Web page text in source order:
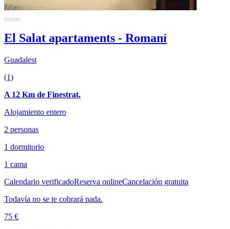
El Salat apartaments - Romaní
Guadalest
(1)
A 12 Km de Finestrat.
Alojamiento entero
2 personas
1 dormitorio
1 cama
Calendario verificadoReserva onlineCancelación gratuita
Todavía no se te cobrará nada.
75 €